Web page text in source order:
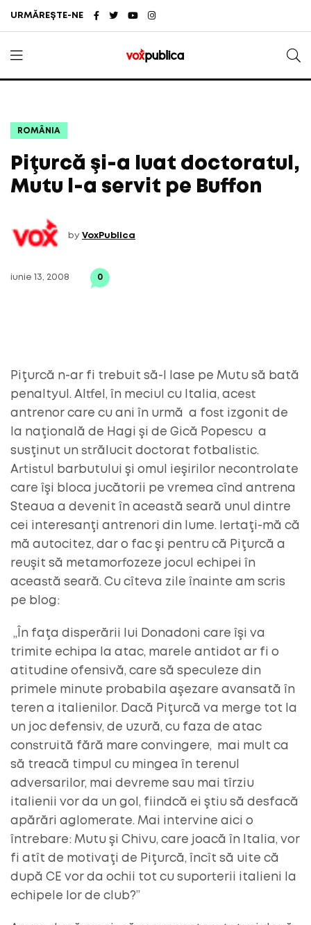
URMĂREȘTE-NE
ROMÂNIA
Piţurcă şi-a luat doctoratul,
Mutu l-a servit pe Buffon
by VoxPublica
iunie 13, 2008 0
Piţurcă n-ar fi trebuit să-l lase pe Mutu să bată
penaltyul. Altfel, în meciul cu Italia, acest
antrenor care cu ani în urmă a fost izgonit de
la naţională de Hagi şi de Gică Popescu a
susţinut un strălucit doctorat fotbalistic.
Artistul barbutului şi omul ieşirilor necontrolate
care îşi bloca jucătorii pe vremea cînd antrena
Steaua a devenit în această seară unul dintre
cei interesanţi antrenori din lume. Iertaţi-mă că
mă autocitez, dar o fac şi pentru că Piţurcă a
reuşit să metamorfozeze jocul echipei în
această seară. Cu cîteva zile înainte am scris
pe blog:
„În faţa disperării lui Donadoni care îşi va
trimite echipa la atac, marele antidot ar fi o
atitudine ofensivă, care să speculeze din
primele minute probabila aşezare avansată în
teren a italienilor. Dacă Piţurcă va merge tot la
un joc defensiv, de uzură, cu faza de atac
construită fără mare convingere, mai mult ca
să treacă timpul cu mingea în terenul
adversarilor, mai devreme sau mai tîrziu
italienii vor da un gol, fiindcă ei ştiu să desfacă
apărări aglomerate. Mai intervine aici o
întrebare: Mutu şi Chivu, care joacă în Italia, vor
fi atît de motivaţi de Piţurcă, încît să uite că
după CE vor da ochii tot cu suporterii italieni la
echipele lor de club?”